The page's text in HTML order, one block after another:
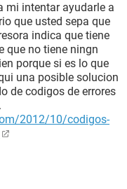
mi intentar ayudarle a
que usted sepa que
indica que tiene
que no tiene ningn
porque si es lo que
una posible solucion
de codigos de errores
2012/10/codigos-